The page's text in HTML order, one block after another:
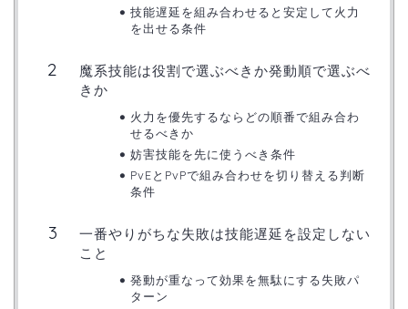
技能遅延を組み合わせると安定して火力
を出せる条件
魔系技能は役割で選ぶべきか発動順で選ぶべ
きか
火力を優先するならどの順番で組み合わ
せるべきか
妨害技能を先に使うべき条件
PvEとPvPで組み合わせを切り替える判断
条件
一番やりがちな失敗は技能遅延を設定しない
こと
発動が重なって効果を無駄にする失敗パ
ターン